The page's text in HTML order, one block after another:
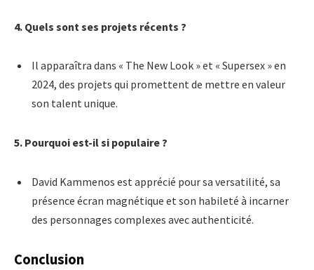
4. Quels sont ses projets récents ?
Il apparaîtra dans « The New Look » et « Supersex » en
2024, des projets qui promettent de mettre en valeur
son talent unique.
5. Pourquoi est-il si populaire ?
David Kammenos est apprécié pour sa versatilité, sa
présence écran magnétique et son habileté à incarner
des personnages complexes avec authenticité.
Conclusion